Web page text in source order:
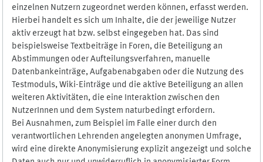
einzelnen Nutzern zugeordnet werden können, erfasst werden.
Hierbei handelt es sich um Inhalte, die der jeweilige Nutzer
aktiv erzeugt hat bzw. selbst eingegeben hat. Das sind
beispielsweise Textbeiträge in Foren, die Beteiligung an
Abstimmungen oder Aufteilungsverfahren, manuelle
Datenbankeinträge, Aufgabenabgaben oder die Nutzung des
Testmoduls, Wiki-Einträge und die aktive Beteiligung an allen
weiteren Aktivitäten, die eine Interaktion zwischen den
NutzerInnen und dem System naturbedingt erfordern.
Bei Ausnahmen, zum Beispiel im Falle einer durch den
verantwortlichen Lehrenden angelegten anonymen Umfrage,
wird eine direkte Anonymisierung explizit angezeigt und solche